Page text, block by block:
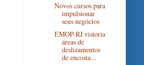
Novos cursos para
impulsionar
seus negócios
EMOP-RJ vistoria
áreas de
deslizamentos
de encosta...